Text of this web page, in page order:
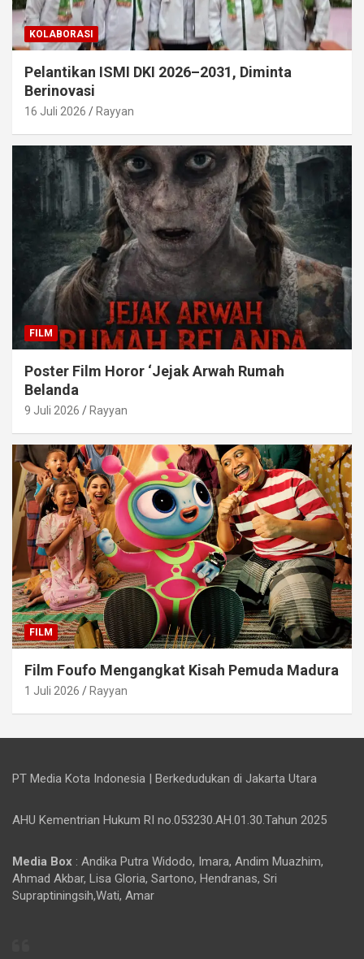
KOLABORASI
Pelantikan ISMI DKI 2026–2031, Diminta
Berinovasi
16 Juli 2026 Rayyan
FILM
Poster Film Horor ‘Jejak Arwah Rumah
Belanda
9 Juli 2026 Rayyan
FILM
Film Foufo Mengangkat Kisah Pemuda Madura
1 Juli 2026 Rayyan
PT Media Kota Indonesia | Berkedudukan di Jakarta Utara
AHU Kementrian Hukum RI no.053230.AH.01.30.Tahun 2025
Media Box : Andika Putra Widodo, Imara, Andim Muazhim,
Ahmad Akbar, Lisa Gloria, Sartono, Hendranas, Sri
Supraptiningsih,Wati, Amar